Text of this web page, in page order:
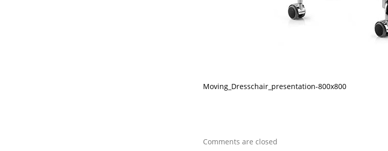
Moving_Dresschair_presentation-800x800
Comments are closed